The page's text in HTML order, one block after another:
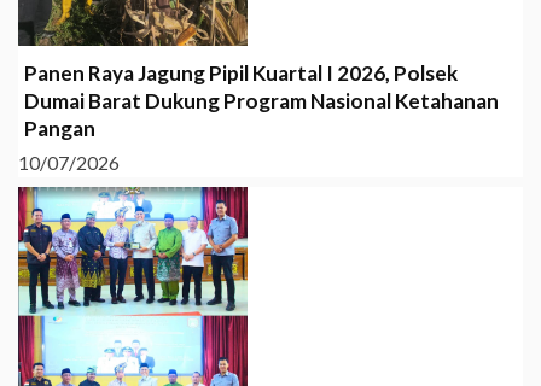
Panen Raya Jagung Pipil Kuartal I 2026, Polsek
Dumai Barat Dukung Program Nasional Ketahanan
Pangan
10/07/2026